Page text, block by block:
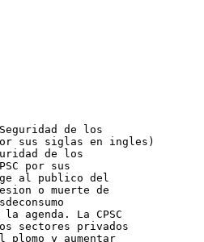
de los
sus siglas en ingles)
de los
por sus
al publico del
o muerte de
agenda. La CPSC
sectores privados
y aumentar